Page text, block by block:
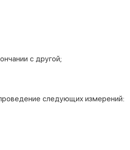
с другой;
следующих измерений: